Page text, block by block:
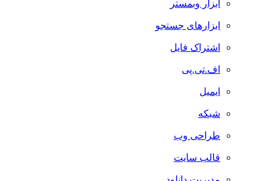
ابزار وبمستر
ابزارهای جستجو
اشتراک فایل
اف.تی.پی
ایمیل
شبکه
طراحی وب
قالب سایت